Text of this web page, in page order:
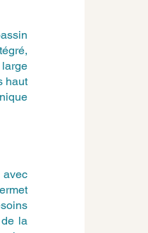
haut
avec
la